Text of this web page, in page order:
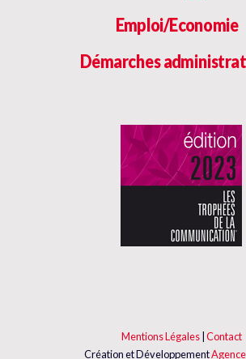
Emploi/Economie
Démarches
Mentions Légales| Contact
Création et Développement